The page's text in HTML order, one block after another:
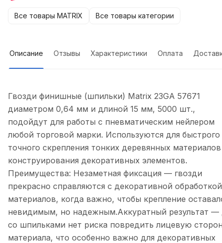
Все товары MATRIX Все товары категории
Описание Отзывы Характеристики Оплата
Гвозди финишные (шпильки) Matrix 23GA 57671
диаметром 0,64 мм и длиной 15 мм, 5000 шт.,
подойдут для работы с пневматическим нейлером
любой торговой марки. Используются для быстрого
точного скрепления тонких деревянных
конструирования декоративных элементов.
Преимущества: Незаметная фиксация — гвозди
прекрасно справляются с декоративной обработкой
материалов, когда важно, чтобы крепление
невидимым, но надежным.Аккуратный результат —
со шпильками нет риска повредить лицевую
материала, что особенно важно для декоративных